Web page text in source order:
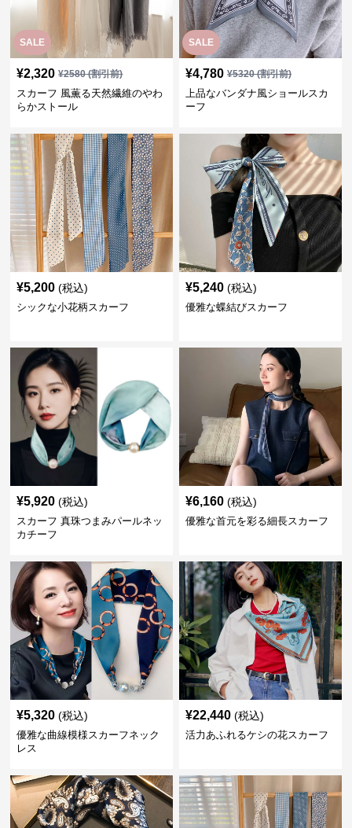
SALE
¥2,320 ¥2580(割引前)
スカーフ 風薫る天然繊維のやわ
らかストール
SALE
¥4,780 ¥5320(割引前)
上品なバンダナ風ショールスカ
ーフ
¥5,200 (税込)
シックな小花柄スカーフ
¥5,240 (税込)
優雅な蝶結びスカーフ
¥5,920 (税込)
スカーフ 真珠つまみパールネッ
カチーフ
¥6,160 (税込)
優雅な首元を彩る細長スカーフ
¥5,320 (税込)
優雅な曲線模様スカーフネック
レス
¥22,440 (税込)
活力あふれるケシの花スカーフ